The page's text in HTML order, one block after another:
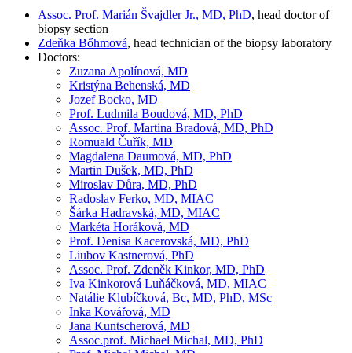
Assoc. Prof. Marián Švajdler Jr., MD, PhD, head doctor of
biopsy section
Zdeňka Bőhmová, head technician of the biopsy laboratory
Doctors:
Zuzana Apolínová, MD
Kristýna Behenská, MD
Jozef Bocko, MD
Prof. Ludmila Boudová, MD, PhD
Assoc. Prof. Martina Bradová, MD, PhD
Romuald Čuřík, MD
Magdalena Daumová, MD, PhD
Martin Dušek, MD, PhD
Miroslav Důra, MD, PhD
Radoslav Ferko, MD, MIAC
Šárka Hadravská, MD, MIAC
Markéta Horáková, MD
Prof. Denisa Kacerovská, MD, PhD
Liubov Kastnerová, PhD
Assoc. Prof. Zdeněk Kinkor, MD, PhD
Iva Kinkorová Luňáčková, MD, MIAC
Natálie Klubíčková, Bc, MD, PhD, MSc
Inka Kovářová, MD
Jana Kuntscherová, MD
Assoc.prof. Michael Michal, MD, PhD